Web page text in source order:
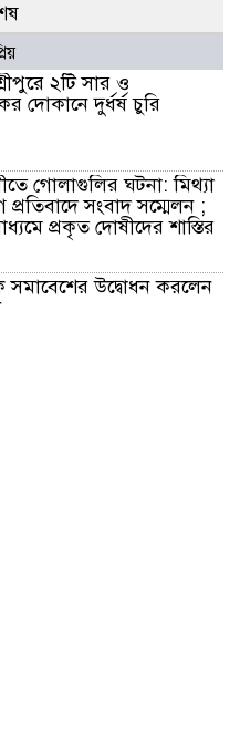
২টি সার ও
দোকানে দুর্ধর্ষ চুরি
গোলাগুলির ঘটনা: মিথ্যা
সংবাদ সম্মেলন ;
প্রকৃত দোষীদের শাস্তির
সমাবেশের উদ্বোধন করলেন